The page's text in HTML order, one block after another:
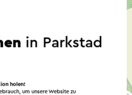
in Parkstad
holen!
um unsere Website zu